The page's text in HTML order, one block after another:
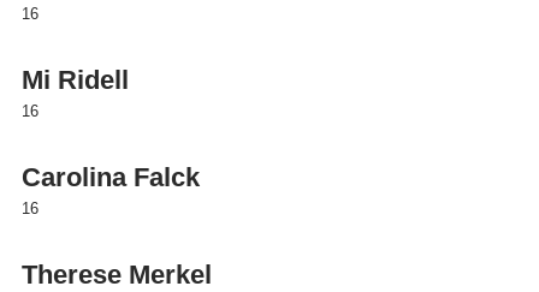
16
Mi Ridell
16
Carolina Falck
16
Therese Merkel